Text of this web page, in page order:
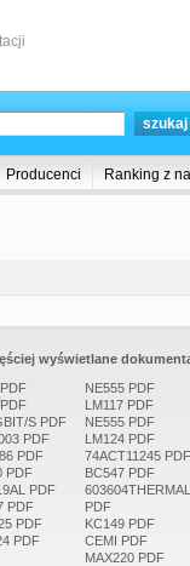
Producenci Ranking z
wyświetlane
S PDF
PDF
PDF
PDF
PDF
PDF
PDF
PDF
NE555 PDF
LM117 PDF
NE555 PDF
LM124 PDF
74ACT11245 PDF
BC547 PDF
603604THERMAL
PDF
KC149 PDF
CEMI PDF
MAX220 PDF